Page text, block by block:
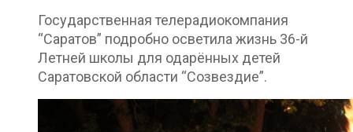
Государственная телерадиокомпания
“Саратов” подробно осветила жизнь 36-й
Летней школы для одарённых детей
Саратовской области “Созвездие”.